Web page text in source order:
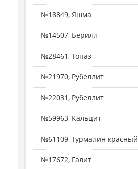
№18849, Яшма
№14507, Берилл
№28461, Топаз
№21970, Рубеллит
№22031, Рубеллит
№59963, Кальцит
№61109, Турмалин красный
№17672, Галит